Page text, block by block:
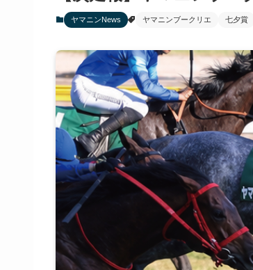
ヤマニンNews ヤマニンブークリエ 七夕賞